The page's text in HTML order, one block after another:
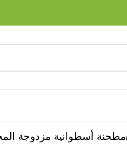
مطحنة أسطوانية مزدوجة